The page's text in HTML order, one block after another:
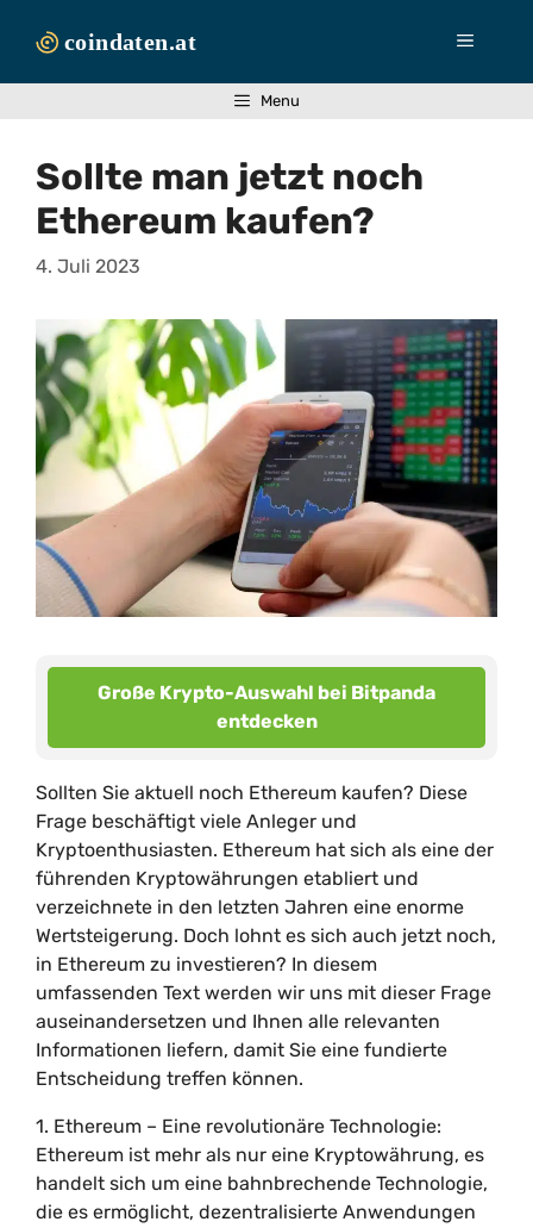
Inhalt
Menü
Menu
Sollte man jetzt noch
Ethereum kaufen?
4. Juli 2023
Große Krypto-Auswahl bei Bitpanda
entdecken
Sollten Sie aktuell noch Ethereum kaufen? Diese
Frage beschäftigt viele Anleger und
Kryptoenthusiasten. Ethereum hat sich als eine der
führenden Kryptowährungen etabliert und
verzeichnete in den letzten Jahren eine enorme
Wertsteigerung. Doch lohnt es sich auch jetzt noch,
in Ethereum zu investieren? In diesem
umfassenden Text werden wir uns mit dieser Frage
auseinandersetzen und Ihnen alle relevanten
Informationen liefern, damit Sie eine fundierte
Entscheidung treffen können.
1. Ethereum – Eine revolutionäre Technologie:
Ethereum ist mehr als nur eine Kryptowährung, es
handelt sich um eine bahnbrechende Technologie,
die es ermöglicht, dezentralisierte Anwendungen